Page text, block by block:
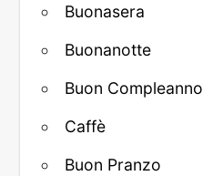
Buonasera
Buonanotte
Buon Compleanno
Caffè
Buon Pranzo